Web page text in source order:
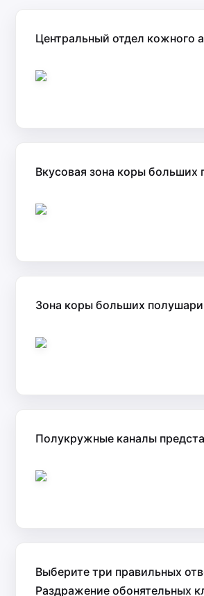
Центральный отдел кожного
Вкусовая зона коры больших
Зона коры больших
Полукружные каналы
Выберите три правильных
Раздражение обонятельных